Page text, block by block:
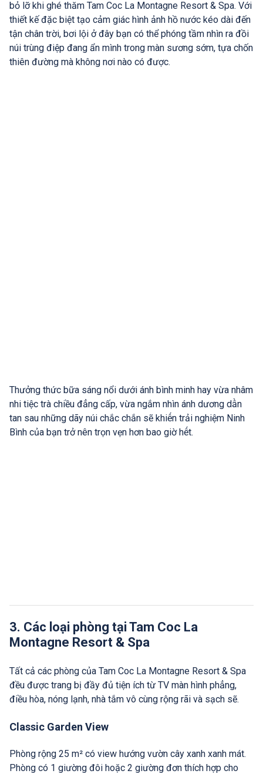
bỏ lỡ khi ghé thăm Tam Coc La Montagne Resort & Spa. Với
thiết kế đặc biệt tạo cảm giác hình ảnh hồ nước kéo dài đến
tận chân trời, bơi lội ở đây bạn có thể phóng tầm nhìn ra đồi
núi trùng điệp đang ẩn mình trong màn sương sớm, tựa chốn
thiên đường mà không nơi nào có được.
Thưởng thức bữa sáng nổi dưới ánh bình minh hay vừa nhâm
nhi tiệc trà chiều đẳng cấp, vừa ngắm nhìn ánh dương dần
tan sau những dãy núi chắc chắn sẽ khiến trải nghiệm Ninh
Bình của bạn trở nên trọn vẹn hơn bao giờ hết.
3. Các loại phòng tại Tam Coc La
Montagne Resort & Spa
Tất cả các phòng của Tam Coc La Montagne Resort & Spa
đều được trang bị đầy đủ tiện ích từ TV màn hình phẳng,
điều hòa, nóng lạnh, nhà tắm vô cùng rộng rãi và sạch sẽ.
Classic Garden View
Phòng rộng 25 m² có view hướng vườn cây xanh xanh mát.
Phòng có 1 giường đôi hoặc 2 giường đơn thích hợp cho